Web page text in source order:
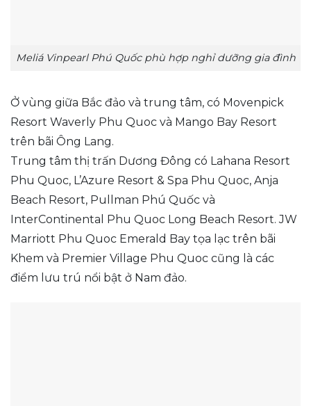
Meliá Vinpearl Phú Quốc phù hợp nghỉ dưỡng gia đình
Ở vùng giữa Bắc đảo và trung tâm, có Movenpick
Resort Waverly Phu Quoc và Mango Bay Resort
trên bãi Ông Lang.
Trung tâm thị trấn Dương Đông có Lahana Resort
Phu Quoc, L’Azure Resort & Spa Phu Quoc, Anja
Beach Resort, Pullman Phú Quốc và
InterContinental Phu Quoc Long Beach Resort. JW
Marriott Phu Quoc Emerald Bay tọa lạc trên bãi
Khem và Premier Village Phu Quoc cũng là các
điểm lưu trú nổi bật ở Nam đảo.